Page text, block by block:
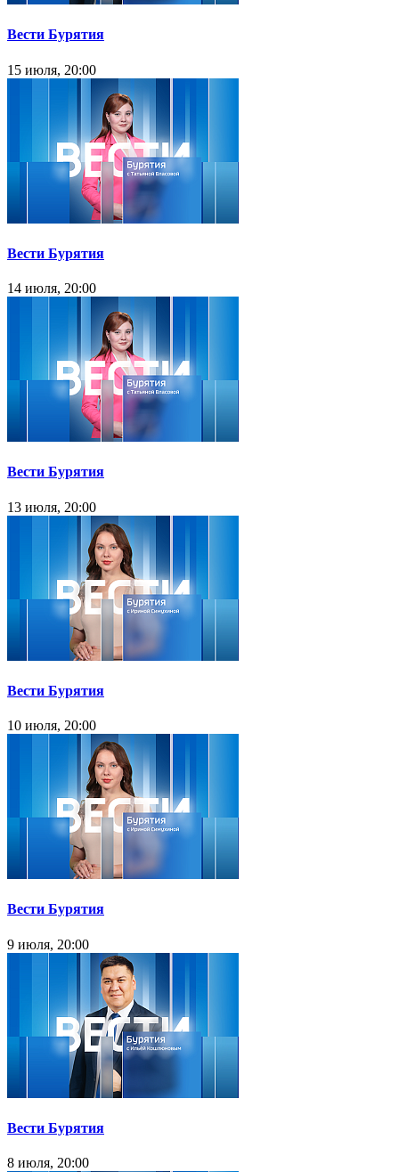
Вести Бурятия
15 июля, 20:00
Вести Бурятия
14 июля, 20:00
Вести Бурятия
13 июля, 20:00
Вести Бурятия
10 июля, 20:00
Вести Бурятия
9 июля, 20:00
Вести Бурятия
8 июля, 20:00